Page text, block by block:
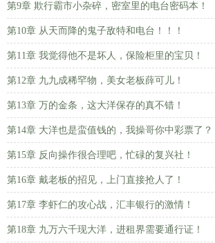
第9章 欺行霸市小杂碎，密室里的电台密码本！
第10章 从天而降的鬼子敌特和电台！！！
第11章 我觉得他不是坏人，保险柜里的宝贝！
第12章 九九成稀罕物，美女老板薛可儿！
第13章 万的金条，这大洋保存的真不错！
第14章 大洋也是蛮值钱的，我操哥你中彩票了？
第15章 反向操作很合理吧，忙碌的复兴社！
第16章 戴老板的招见，上门直接抢人了！
第17章 李虾仁的攻心战，汇丰银行的激情！
第18章 九万六千现大洋，进租界需要通行证！